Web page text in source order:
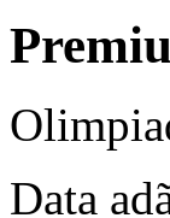
Data